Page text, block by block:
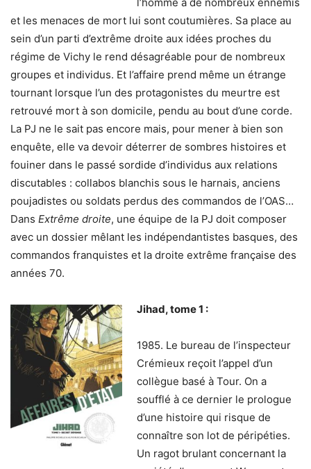
et les menaces de mort lui sont coutumières. Sa place au
sein d’un parti d’extrême droite aux idées proches du
régime de Vichy le rend désagréable pour de nombreux
groupes et individus. Et l’affaire prend même un étrange
tournant lorsque l’un des protagonistes du meurtre est
retrouvé mort à son domicile, pendu au bout d’une corde.
La PJ ne le sait pas encore mais, pour mener à bien son
enquête, elle va devoir déterrer de sombres histoires et
fouiner dans le passé sordide d’individus aux relations
discutables : collabos blanchis sous le harnais, anciens
poujadistes ou soldats perdus des commandos de l’OAS…
Dans Extrême droite, une équipe de la PJ doit composer
avec un dossier mêlant les indépendantistes basques, des
commandos franquistes et la droite extrême française des
années 70.
Jihad, tome 1 :
1985. Le bureau de l’inspecteur
Crémieux reçoit l’appel d’un
collègue basé à Tour. On a
soufflé à ce dernier le prologue
d’une histoire qui risque de
connaître son lot de péripéties.
Un ragot brulant concernant la